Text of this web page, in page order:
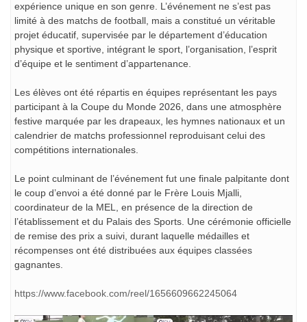
expérience unique en son genre. L’événement ne s’est pas
limité à des matchs de football, mais a constitué un véritable
projet éducatif, supervisée par le département d’éducation
physique et sportive, intégrant le sport, l’organisation, l’esprit
d’équipe et le sentiment d’appartenance.
Les élèves ont été répartis en équipes représentant les pays
participant à la Coupe du Monde 2026, dans une atmosphère
festive marquée par les drapeaux, les hymnes nationaux et un
calendrier de matchs professionnel reproduisant celui des
compétitions internationales.
Le point culminant de l’événement fut une finale palpitante dont
le coup d’envoi a été donné par le Frère Louis Mjalli,
coordinateur de la MEL, en présence de la direction de
l’établissement et du Palais des Sports. Une cérémonie officielle
de remise des prix a suivi, durant laquelle médailles et
récompenses ont été distribuées aux équipes classées
gagnantes.
https://www.facebook.com/reel/1656609662245064